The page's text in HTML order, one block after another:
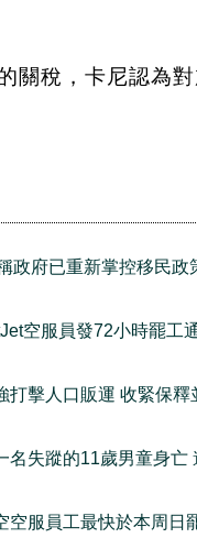
關稅，卡尼認為
政府已重新掌控移民政
空服員發72小時罷工
打擊人口販運 收緊保釋
名失蹤的11歲男童身亡
空服員工最快於本周日